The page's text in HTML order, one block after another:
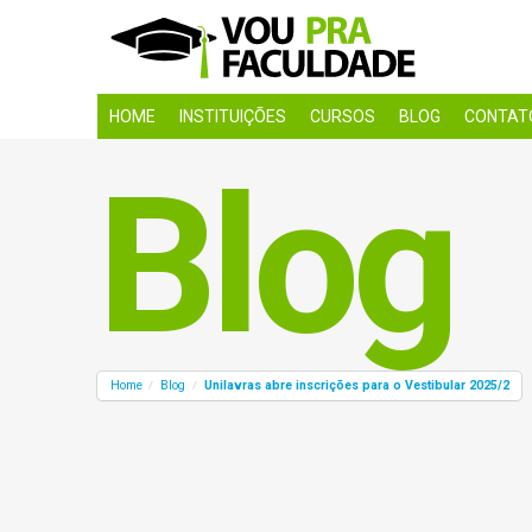
HOME INSTITUIÇÕES CURSOS BLOG
Blog
Home / Blog / Unilavras abre inscrições para o Vestibular 2025/2